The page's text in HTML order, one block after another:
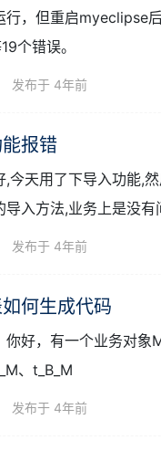
发布于 3年前
出错
个错误。
发布于 4年前
报错
导入方法,业务上是没
发布于 4年前
何生成代码